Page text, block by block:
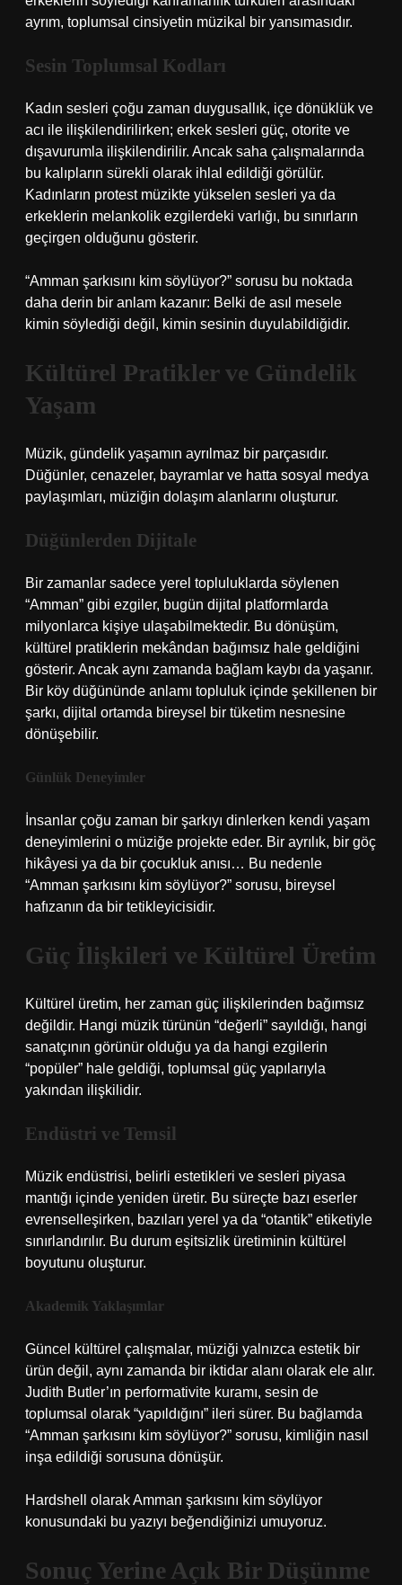
ayrım, toplumsal cinsiyetin müzikal bir yansımasıdır.
Sesin Toplumsal Kodları
Kadın sesleri çoğu zaman duygusallık, içe dönüklük ve
acı ile ilişkilendirilirken; erkek sesleri güç, otorite ve
dışavurumla ilişkilendirilir. Ancak saha çalışmalarında
bu kalıpların sürekli olarak ihlal edildiği görülür.
Kadınların protest müzikte yükselen sesleri ya da
erkeklerin melankolik ezgilerdeki varlığı, bu sınırların
geçirgen olduğunu gösterir.
“Amman şarkısını kim söylüyor?” sorusu bu noktada
daha derin bir anlam kazanır: Belki de asıl mesele
kimin söylediği değil, kimin sesinin duyulabildiğidir.
Kültürel Pratikler ve Gündelik
Yaşam
Müzik, gündelik yaşamın ayrılmaz bir parçasıdır.
Düğünler, cenazeler, bayramlar ve hatta sosyal medya
paylaşımları, müziğin dolaşım alanlarını oluşturur.
Düğünlerden Dijitale
Bir zamanlar sadece yerel topluluklarda söylenen
“Amman” gibi ezgiler, bugün dijital platformlarda
milyonlarca kişiye ulaşabilmektedir. Bu dönüşüm,
kültürel pratiklerin mekândan bağımsız hale geldiğini
gösterir. Ancak aynı zamanda bağlam kaybı da yaşanır.
Bir köy düğününde anlamı topluluk içinde şekillenen bir
şarkı, dijital ortamda bireysel bir tüketim nesnesine
dönüşebilir.
Günlük Deneyimler
İnsanlar çoğu zaman bir şarkıyı dinlerken kendi yaşam
deneyimlerini o müziğe projekte eder. Bir ayrılık, bir göç
hikâyesi ya da bir çocukluk anısı… Bu nedenle
“Amman şarkısını kim söylüyor?” sorusu, bireysel
hafızanın da bir tetikleyicisidir.
Güç İlişkileri ve Kültürel Üretim
Kültürel üretim, her zaman güç ilişkilerinden bağımsız
değildir. Hangi müzik türünün “değerli” sayıldığı, hangi
sanatçının görünür olduğu ya da hangi ezgilerin
“popüler” hale geldiği, toplumsal güç yapılarıyla
yakından ilişkilidir.
Endüstri ve Temsil
Müzik endüstrisi, belirli estetikleri ve sesleri piyasa
mantığı içinde yeniden üretir. Bu süreçte bazı eserler
evrenselleşirken, bazıları yerel ya da “otantik” etiketiyle
sınırlandırılır. Bu durum eşitsizlik üretiminin kültürel
boyutunu oluşturur.
Akademik Yaklaşımlar
Güncel kültürel çalışmalar, müziği yalnızca estetik bir
ürün değil, aynı zamanda bir iktidar alanı olarak ele alır.
Judith Butler’ın performativite kuramı, sesin de
toplumsal olarak “yapıldığını” ileri sürer. Bu bağlamda
“Amman şarkısını kim söylüyor?” sorusu, kimliğin nasıl
inşa edildiği sorusuna dönüşür.
Hardshell olarak Amman şarkısını kim söylüyor
konusundaki bu yazıyı beğendiğinizi umuyoruz.
Sonuç Yerine Açık Bir Düşünme